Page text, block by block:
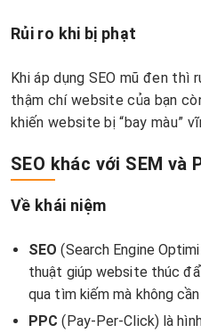
Rủi ro khi bị phạt
Khi áp dụng SEO mũ đen thì
thậm chí website của bạn
khiến website bị “bay màu”
SEO khác với SEM và
Về khái niệm
SEO (Search Engine
thuật giúp website thúc
qua tìm kiếm mà không
PPC (Pay-Per-Click) là